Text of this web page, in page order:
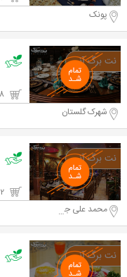
پونک
شهرک گلستان
محمد علی جناح